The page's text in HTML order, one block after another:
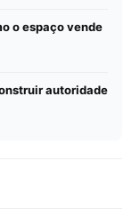
o espaço vende
autoridade